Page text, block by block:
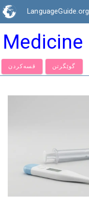
LanguageGuide.org
Medicine
قسەكردن گوێگرتن